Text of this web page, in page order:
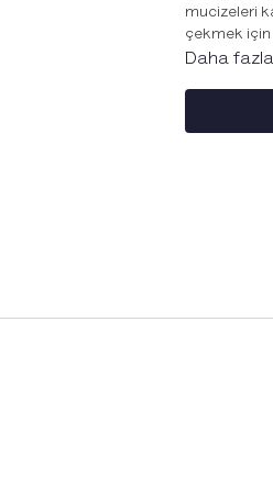
mucizeleri
çekmek için
aç. Kısıtlı
duyduğun
Daha